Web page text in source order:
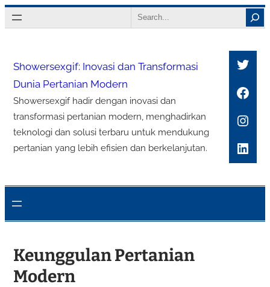
Lewati
ke
Search
Showersexgif: Inovasi dan Transformasi
Dunia Pertanian Modern
Showersexgif hadir dengan inovasi dan
transformasi pertanian modern, menghadirkan
teknologi dan solusi terbaru untuk mendukung
pertanian yang lebih efisien dan berkelanjutan.
Keunggulan Pertanian
Modern